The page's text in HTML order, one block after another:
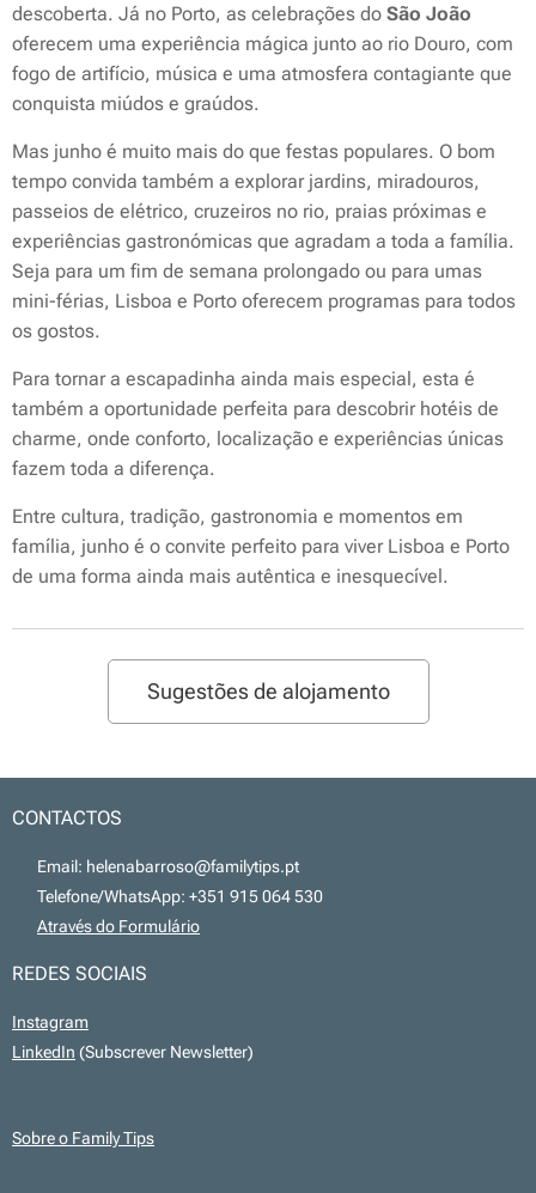
descoberta. Já no Porto, as celebrações do São João
oferecem uma experiência mágica junto ao rio Douro, com
fogo de artifício, música e uma atmosfera contagiante que
conquista miúdos e graúdos.
Mas junho é muito mais do que festas populares. O bom
tempo convida também a explorar jardins, miradouros,
passeios de elétrico, cruzeiros no rio, praias próximas e
experiências gastronómicas que agradam a toda a família.
Seja para um fim de semana prolongado ou para umas
mini-férias, Lisboa e Porto oferecem programas para todos
os gostos.
Para tornar a escapadinha ainda mais especial, esta é
também a oportunidade perfeita para descobrir hotéis de
charme, onde conforto, localização e experiências únicas
fazem toda a diferença.
Entre cultura, tradição, gastronomia e momentos em
família, junho é o convite perfeito para viver Lisboa e Porto
de uma forma ainda mais autêntica e inesquecível.
Sugestões de alojamento
CONTACTOS
📧 Email: helenabarroso@familytips.pt
📞 Telefone/WhatsApp: +351 915 064 530
Através do Formulário
REDES SOCIAIS
Instagram
LinkedIn (Subscrever Newsletter)
Sobre o Family Tips